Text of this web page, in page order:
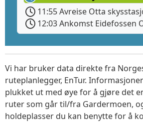
11:55 Avreise Otta
12:03 Ankomst Eidefossen
Vi har bruker data direkte fra
ruteplanlegger, EnTur.
plukket ut med øye for å gjøre det
ruter som går til/fra Gardermoen,
holdeplasser du kan benytte for å